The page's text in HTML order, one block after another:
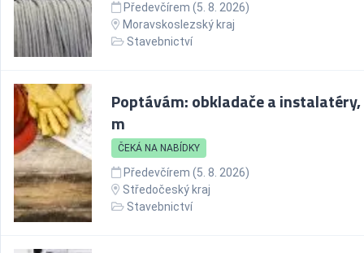
Předevčírem (5. 8. 2026)
Moravskoslezský kraj
Stavebnictví
Poptávám: obkladače a instalatéry,
m
ČEKÁ NA NABÍDKY
Předevčírem (5. 8. 2026)
Středočeský kraj
Stavebnictví